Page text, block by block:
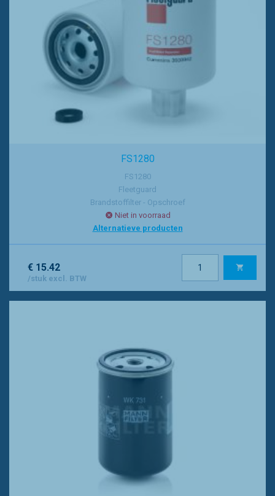
FS1280
FS1280
Fleetguard
Brandstoffilter - Opschroef
Niet in voorraad
Alternatieve producten
€ 15.42
/stuk excl. BTW